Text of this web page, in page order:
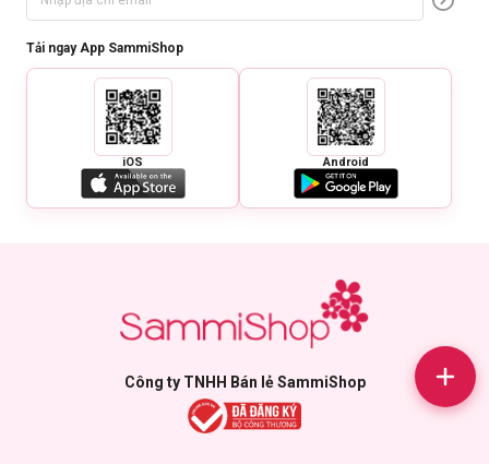
Tải ngay App SammiShop
iOS Android
Công ty TNHH Bán lẻ SammiShop